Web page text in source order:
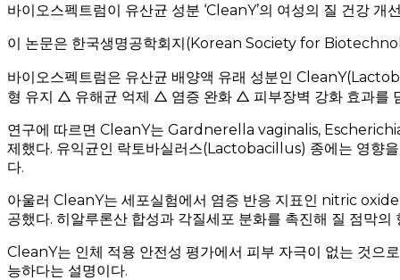
바이오스펙트럼이 유산균 성분 ‘CleanY’의 여성의 질 건강 개
이 논문은 한국생명공학회지(Korean Society for
바이오스펙트럼은 유산균 배양액 유래 성분인
형 유지 △ 유해균 억제 △ 염증 완화 △ 피부장벽 강화 효과를
연구에 따르면 CleanY는 Gardnerella vaginalis,
제했다. 유익균인 락토바실러스(Lactobacillus) 종에는 영향
다.
아울러 CleanY는 세포실험에서 염증 반응 지표인 nitric
공했다. 히알루론산 합성과 각질세포 분화를 촉진해 질 점막
CleanY는 인체 적용 안전성 평가에서 피부 자극이 없는 것으
능하다는 설명이다.